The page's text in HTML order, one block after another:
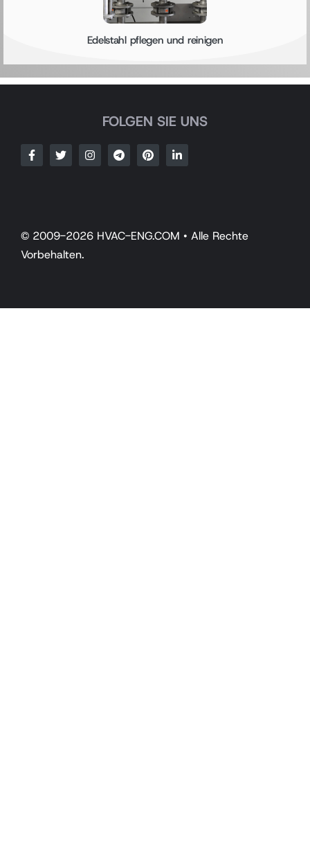
Edelstahl pflegen und reinigen
FOLGEN SIE UNS
© 2009-2026 HVAC-ENG.COM • Alle Rechte
Vorbehalten.